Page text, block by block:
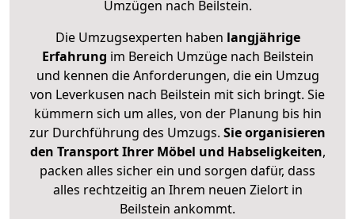
Umzügen nach Beilstein.
Die Umzugsexperten haben langjährige
Erfahrung im Bereich Umzüge nach Beilstein
und kennen die Anforderungen, die ein Umzug
von Leverkusen nach Beilstein mit sich bringt. Sie
kümmern sich um alles, von der Planung bis hin
zur Durchführung des Umzugs. Sie organisieren
den Transport Ihrer Möbel und Habseligkeiten,
packen alles sicher ein und sorgen dafür, dass
alles rechtzeitig an Ihrem neuen Zielort in
Beilstein ankommt.